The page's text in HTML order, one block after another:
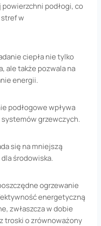
podłogi, co
w
ciepła nie tylko
ale także pozwala na
energii.
podłogowe wpływa
grzewczych.
się na mniejszą
środowiska.
ogrzewanie
energetyczną
zwłaszcza w dobie
troski o zrównoważony